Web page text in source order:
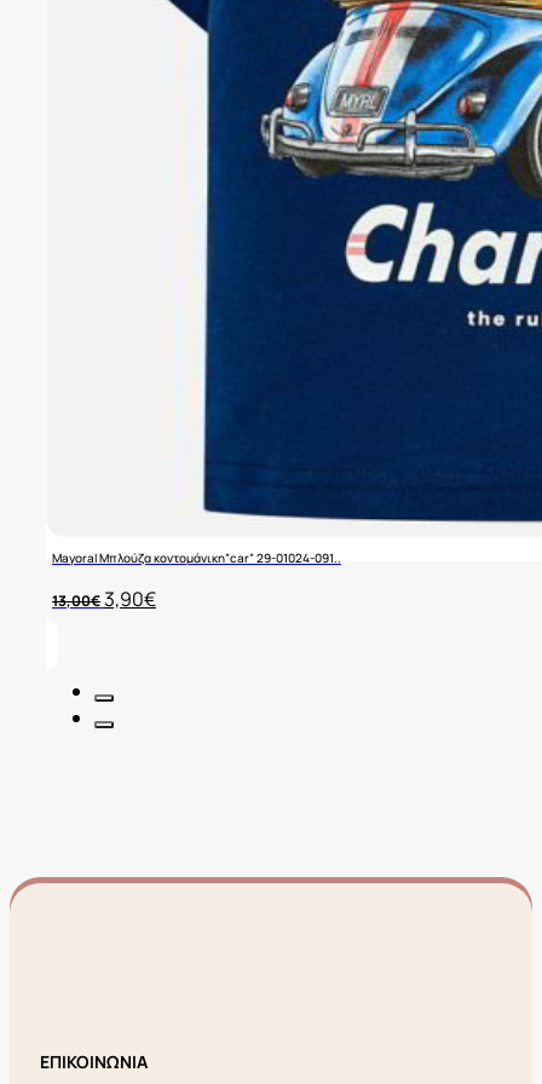
Mayoral Μπλούζα κοντομάνικη”car” 29-01024-091..
13,00€ Original
price
3,90€Η
τρέχουσα
ΕΠΙΚΟΙΝΩΝΙΑ